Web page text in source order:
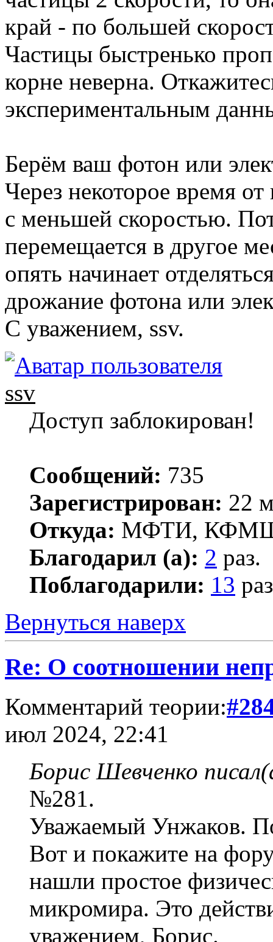
край - по большей
Частицы быстренько
корне неверна.
экспериментальным
Берём ваш фотон или
Через некоторое время от
с меньшей скоростью.
перемещается в другое
опять начинает
дрожание фотона или
С уважением, ssv.
ssv
Доступ заблокирован!
Сообщений: 735
Зарегистрирован: 22
Откуда: МФТИ,
Благодарил (а): 2 раз.
Поблагодарили: 13
Вернуться наверх
Re: О соотношении
Комментарий теории:
июл 2024, 22:41
Борис Шевченко
№281.
Уважаемый Унжаков.
Вот и покажите на
нашли простое
микромира. Это
уважением, Борис.